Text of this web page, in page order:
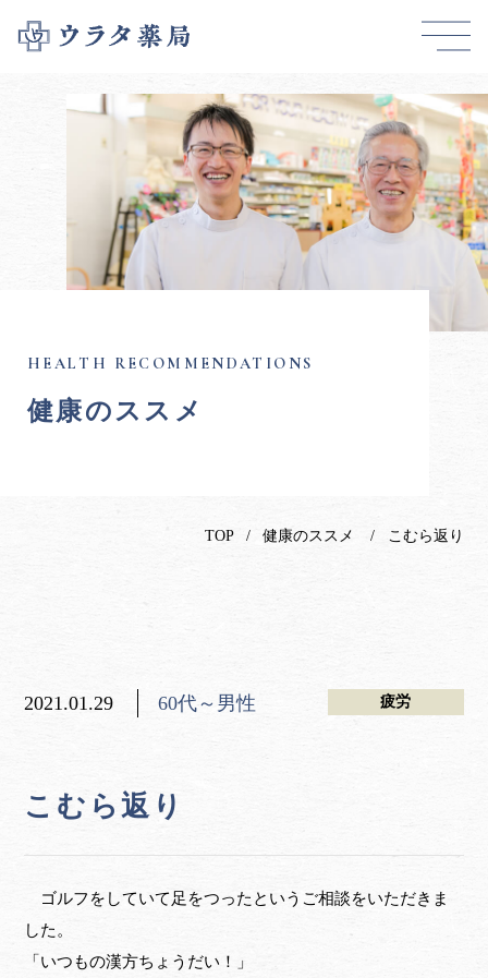
健康のススメ
TOP 健康のススメ こむら返り
2021.01.29 60代～男性 疲労
こむら返り
ゴルフをしていて足をつったというご相談をいただきま
した。
「いつもの漢方ちょうだい！」